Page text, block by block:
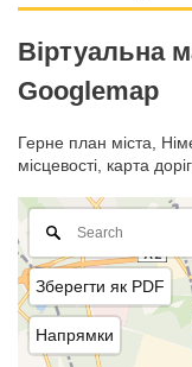
Віртуальна
Googlemap
Герне план міста,
місцевості, карта
Зберегти як PDF
Напрямки